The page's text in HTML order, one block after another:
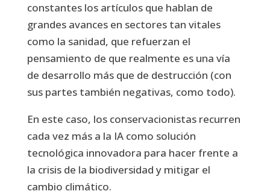
constantes los artículos que hablan de
grandes avances en sectores tan vitales
como la sanidad, que refuerzan el
pensamiento de que realmente es una vía
de desarrollo más que de destrucción (con
sus partes también negativas, como todo).
En este caso, los conservacionistas recurren
cada vez más a la IA como solución
tecnológica innovadora para hacer frente a
la crisis de la biodiversidad y mitigar el
cambio climático.